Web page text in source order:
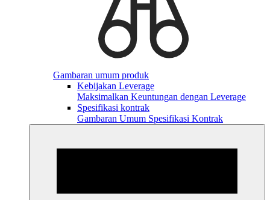
Gambaran umum produk
Kebijakan Leverage
Maksimalkan Keuntungan dengan Leverage
Spesifikasi kontrak
Gambaran Umum Spesifikasi Kontrak